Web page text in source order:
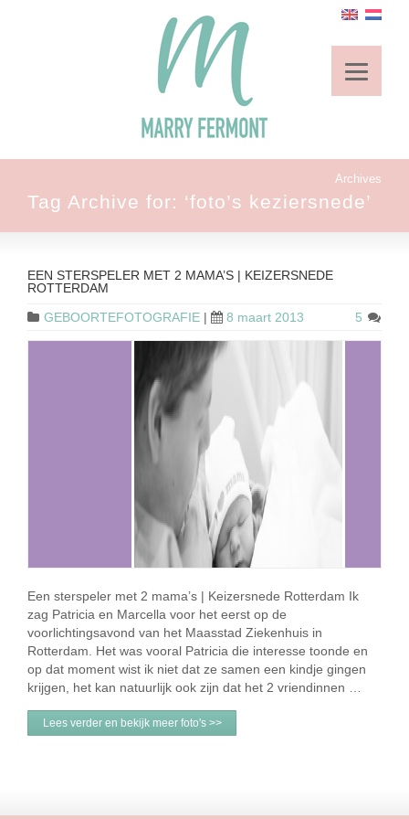
Archives
Tag Archive for: ‘foto’s keziersnede’
EEN STERSPELER MET 2 MAMA’S | KEIZERSNEDE
ROTTERDAM
GEBOORTEFOTOGRAFIE | 8 maart 2013 5
Een sterspeler met 2 mama’s | Keizersnede Rotterdam Ik
zag Patricia en Marcella voor het eerst op de
voorlichtingsavond van het Maasstad Ziekenhuis in
Rotterdam. Het was vooral Patricia die interesse toonde en
op dat moment wist ik niet dat ze samen een kindje gingen
krijgen, het kan natuurlijk ook zijn dat het 2 vriendinnen …
Lees verder en bekijk meer foto's >>